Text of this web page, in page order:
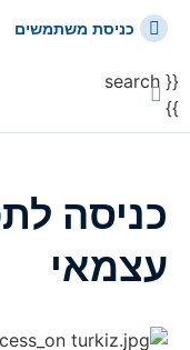
כניסת משתמשים
{{ search
}}
כניסה
עצמאי